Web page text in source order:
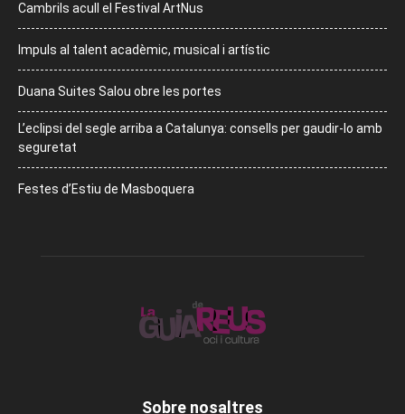
Cambrils acull el Festival ArtNus
Impuls al talent acadèmic, musical i artístic
Duana Suites Salou obre les portes
L’eclipsi del segle arriba a Catalunya: consells per gaudir-lo amb
seguretat
Festes d’Estiu de Masboquera
Sobre nosaltres